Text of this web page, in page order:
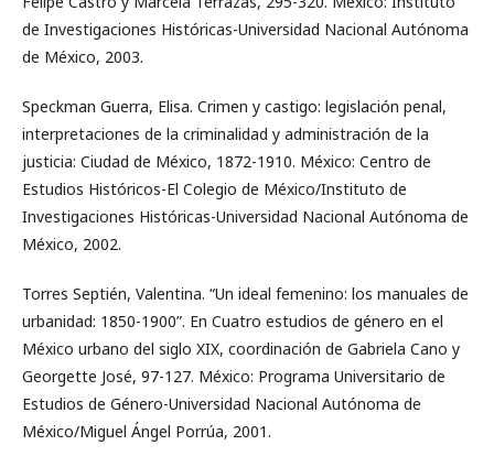
de Investigaciones Históricas-Universidad Nacional Autónoma
de México, 2003.
Speckman Guerra, Elisa. Crimen y castigo: legislación penal,
interpretaciones de la criminalidad y administración de la
justicia: Ciudad de México, 1872-1910. México: Centro de
Estudios Históricos-El Colegio de México/Instituto de
Investigaciones Históricas-Universidad Nacional Autónoma de
México, 2002.
Torres Septién, Valentina. “Un ideal femenino: los manuales de
urbanidad: 1850-1900”. En Cuatro estudios de género en el
México urbano del siglo XIX, coordinación de Gabriela Cano y
Georgette José, 97-127. México: Programa Universitario de
Estudios de Género-Universidad Nacional Autónoma de
México/Miguel Ángel Porrúa, 2001.